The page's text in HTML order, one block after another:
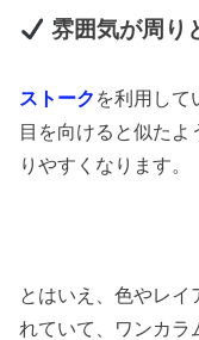
雰囲気が周り
ストーク を利用して
目を向けると似た
りやすくなります。
とはいえ、色やレイ
れていて、ワンカラ